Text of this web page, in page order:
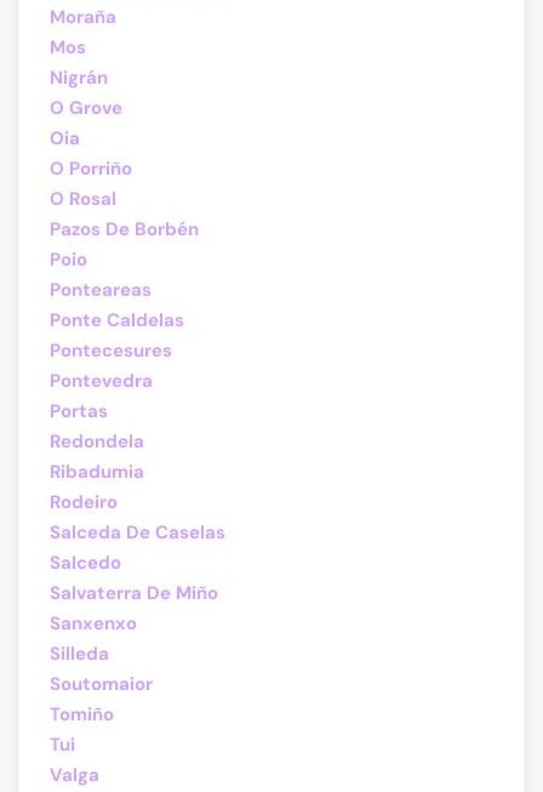
Moraña
Mos
Nigrán
O Grove
Oia
O Porriño
O Rosal
Pazos De Borbén
Poio
Ponteareas
Ponte Caldelas
Pontecesures
Pontevedra
Portas
Redondela
Ribadumia
Rodeiro
Salceda De Caselas
Salcedo
Salvaterra De Miño
Sanxenxo
Silleda
Soutomaior
Tomiño
Tui
Valga